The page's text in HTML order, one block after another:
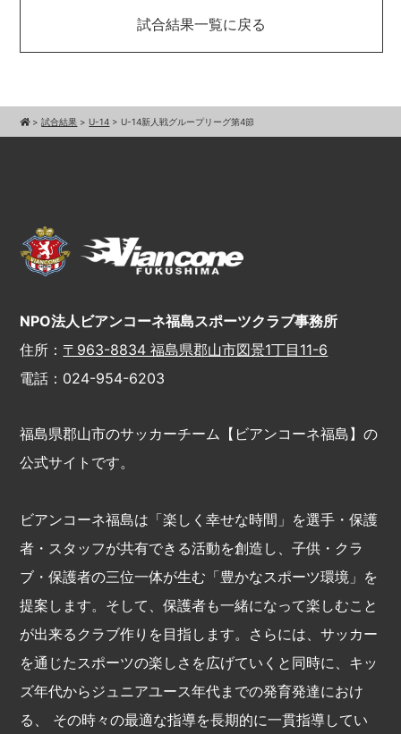
試合結果一覧に戻る
>試合結果 > U-14 > U-14新人戦グループリーグ第4節
NPO法人ビアンコーネ福島スポーツクラブ事務所
住所： 〒963-8834 福島県郡山市図景1丁目11-6
電話：024-954-6203
福島県郡山市のサッカーチーム【ビアンコーネ福島】の
公式サイトです。
ビアンコーネ福島は「楽しく幸せな時間」を選手・保護
者・スタッフが共有できる活動を創造し、子供・クラ
ブ・保護者の三位一体が生む「豊かなスポーツ環境」を
提案します。そして、保護者も一緒になって楽しむこと
が出来るクラブ作りを目指します。さらには、サッカー
を通じたスポーツの楽しさを広げていくと同時に、キッ
ズ年代からジュニアユース年代までの発育発達におけ
る、 その時々の最適な指導を長期的に一貫指導してい